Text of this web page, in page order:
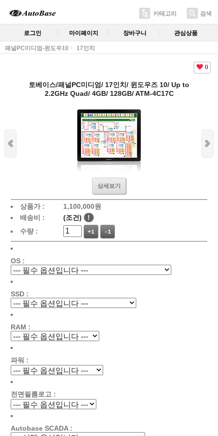
카테고리 검색
로그인 마이페이지 장바구니 관심상품
패널PC미디엄-윈도우10 17인치
0
토베이스/패널PC미디엄/ 17인치/ 윈도우즈 10/ Up to
2.2GHz Quad/ 4GB/ 128GB/ ATM-4C17C
상세보기
상품가 :
1,100,000원
배송비 :
(조건)
!
수량 :
+1 -1
OS :
SSD :
RAM :
파워 :
전면필름로고 :
Autobase SCADA :